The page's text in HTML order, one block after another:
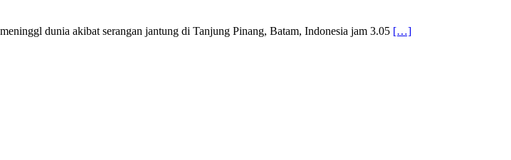
dunia akibat serangan jantung di Tanjung Pinang, Batam, Indonesia jam 3.05 […]